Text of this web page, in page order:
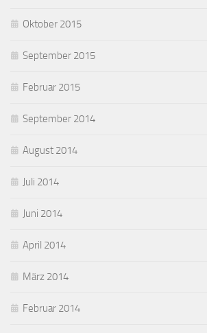
Oktober 2015
September 2015
Februar 2015
September 2014
August 2014
Juli 2014
Juni 2014
April 2014
März 2014
Februar 2014